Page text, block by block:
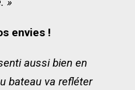
envies !
aussi bien en
bateau va refléter